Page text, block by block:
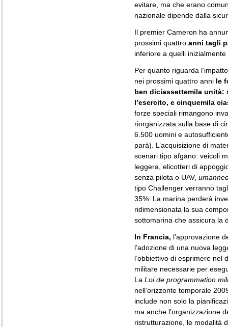
evitare, ma che erano
nazionale dipende dalla
Il premier Cameron ha
prossimi quattro anni tagli
inferiore a quelli
Per quanto riguarda
nei prossimi quattro anni le
ben diciassettemila unità:
l’esercito, e cinquemila
forze speciali rimangono
riorganizzata sulla base di
6.500 uomini e
parà). L’acquisizione di
scenari tipo afgano: veicoli
leggera, elicotteri di
senza pilota o UAV,
tipo Challenger verranno
35%. La marina perderà
ridimensionata la sua
sottomarina che assicura la
In Francia, l’approvazione
l’adozione di una nuova
l’obbiettivo di esprimere nel
militare necessarie per
La Loi de programmation
nell’orizzonte temporale
include non solo la
ma anche l’organizzazione
ristrutturazione, le modalità